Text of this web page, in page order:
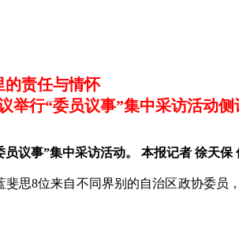
的责任与情怀
行“委员议事”集中采访活动侧
议事”集中采访活动。 本报记者 徐天保
8位来自不同界别的自治区政协委员